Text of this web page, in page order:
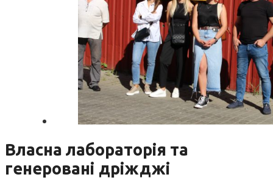
Власна лабораторія та
генеровані дріжджі